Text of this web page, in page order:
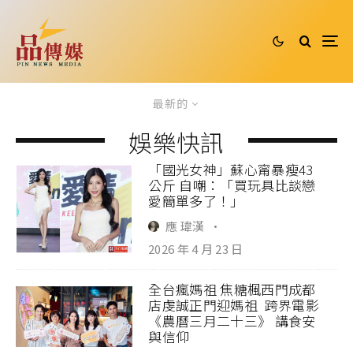
最新的
娛樂快訊
「國光女神」蘇心甯暴瘦43
公斤 自嘲：「買玩具比談戀
愛簡單多了！」
應 瑋漢
·
2026 年 4 月 23 日
全台瘋媽祖 焦糖楓西門成都
店虔誠正門迎媽祖 跨界電影
《農曆三月二十三》 講食安
與信仰